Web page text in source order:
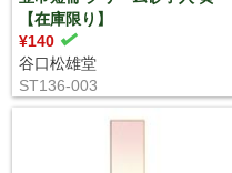
【在庫限り】
¥140
谷口松雄堂
ST136-003